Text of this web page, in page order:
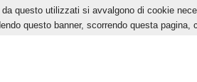
8 AGOSTO 2026 CONTATTI COOKIES
questo utilizzati si avvalgono di cookie
questo banner, scorrendo questa